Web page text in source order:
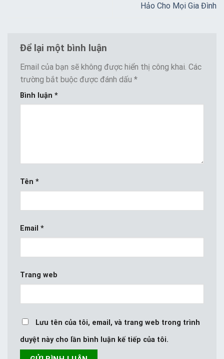
Hảo Cho Mọi Gia Đình
Để lại một bình luận
Email của bạn sẽ không được hiển thị công khai. Các
trường bắt buộc được đánh dấu *
Bình luận *
Tên *
Email *
Trang web
Lưu tên của tôi, email, và trang web trong trình
duyệt này cho lần bình luận kế tiếp của tôi.